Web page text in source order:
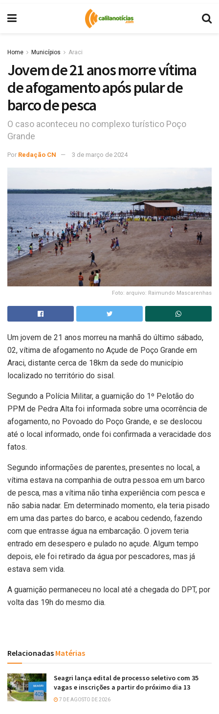
Home Municípios Araci
Jovem de 21 anos morre vítima
de afogamento após pular de
barco de pesca
O caso aconteceu no complexo turístico Poço
Grande
Por Redação CN 3 de março de 2024
Foto: arquivo: Raimundo Mascarenhas
Um jovem de 21 anos morreu na manhã do último sábado,
02, vítima de afogamento no Açude de Poço Grande em
Araci, distante cerca de 18km da sede do município
localizado no território do sisal.
Segundo a Polícia Militar, a guarnição do 1º Pelotão do
PPM de Pedra Alta foi informada sobre uma ocorrência de
afogamento, no Povoado do Poço Grande, e se deslocou
até o local informado, onde foi confirmada a veracidade dos
fatos.
Segundo informações de parentes, presentes no local, a
vítima estava na companhia de outra pessoa em um barco
de pesca, mas a vítima não tinha experiência com pesca e
não sabia nadar. Em determinado momento, ela teria pisado
em uma das partes do barco, e acabou cedendo, fazendo
com que entrasse água na embarcação. O jovem teria
entrado em desespero e pulado no açude. Algum tempo
depois, ele foi retirado da água por pescadores, mas já
estava sem vida.
A guarnição permaneceu no local até a chegada do DPT, por
volta das 19h do mesmo dia.
Relacionadas Matérias
Seagri lança edital de processo seletivo com 35
vagas e inscrições a partir do próximo dia 13
7 DE AGOSTO DE 2026